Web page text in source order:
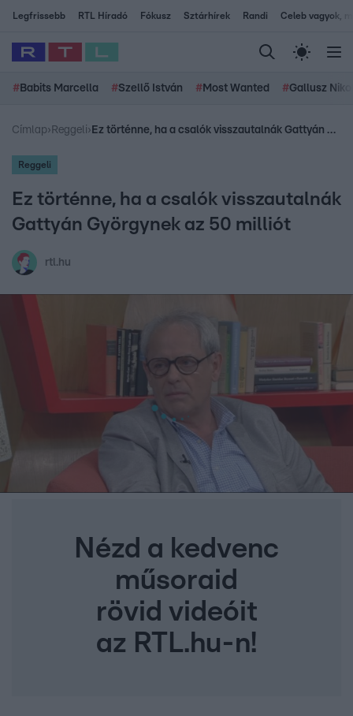
Legfrissebb RTL Híradó Fókusz Sztárhírek Randi Celeb vagyok,
# Babits Marcella #Szellő István # Most Wanted #Gallusz
Címlap› Reggeli› Ez történne, ha a csalók visszautalnák Gattyán Györgynek az 50 milliót
Reggeli
Ez történne, ha a csalók visszautalnák
Gattyán Györgynek az 50 milliót
rtl.hu
Nézd a kedvenc
műsoraid
rövid videóit
az RTL.hu-n!